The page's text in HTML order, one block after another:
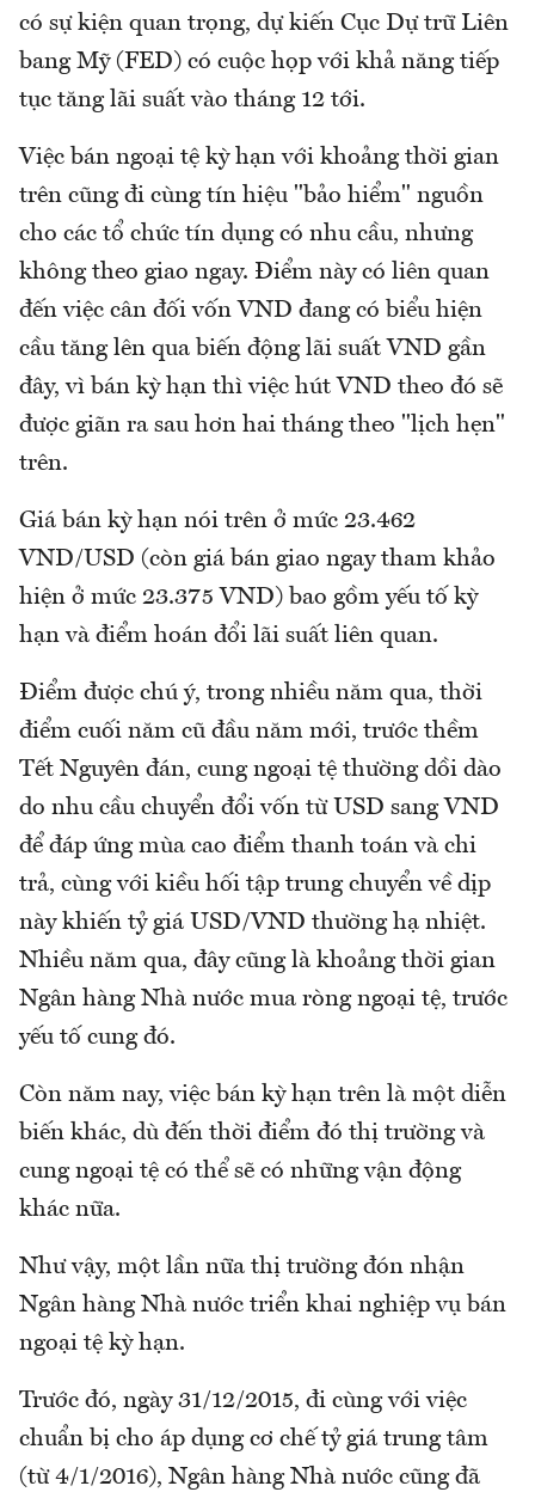
có sự kiện quan trọng, dự kiến Cục Dự trữ Liên
bang Mỹ (FED) có cuộc họp với khả năng tiếp
tục tăng lãi suất vào tháng 12 tới.
Việc bán ngoại tệ kỳ hạn với khoảng thời gian
trên cũng đi cùng tín hiệu "bảo hiểm" nguồn
cho các tổ chức tín dụng có nhu cầu, nhưng
không theo giao ngay. Điểm này có liên quan
đến việc cân đối vốn VND đang có biểu hiện
cầu tăng lên qua biến động lãi suất VND gần
đây, vì bán kỳ hạn thì việc hút VND theo đó sẽ
được giãn ra sau hơn hai tháng theo "lịch hẹn"
trên.
Giá bán kỳ hạn nói trên ở mức 23.462
VND/USD (còn giá bán giao ngay tham khảo
hiện ở mức 23.375 VND) bao gồm yếu tố kỳ
hạn và điểm hoán đổi lãi suất liên quan.
Điểm được chú ý, trong nhiều năm qua, thời
điểm cuối năm cũ đầu năm mới, trước thềm
Tết Nguyên đán, cung ngoại tệ thường dồi dào
do nhu cầu chuyển đổi vốn từ USD sang VND
để đáp ứng mùa cao điểm thanh toán và chi
trả, cùng với kiều hối tập trung chuyển về dịp
này khiến tỷ giá USD/VND thường hạ nhiệt.
Nhiều năm qua, đây cũng là khoảng thời gian
Ngân hàng Nhà nước mua ròng ngoại tệ, trước
yếu tố cung đó.
Còn năm nay, việc bán kỳ hạn trên là một diễn
biến khác, dù đến thời điểm đó thị trường và
cung ngoại tệ có thể sẽ có những vận động
khác nữa.
Như vậy, một lần nữa thị trường đón nhận
Ngân hàng Nhà nước triển khai nghiệp vụ bán
ngoại tệ kỳ hạn.
Trước đó, ngày 31/12/2015, đi cùng với việc
chuẩn bị cho áp dụng cơ chế tỷ giá trung tâm
(từ 4/1/2016), Ngân hàng Nhà nước cũng đã